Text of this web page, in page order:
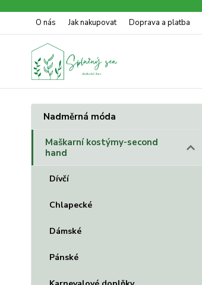
O nás Jak nakupovat Doprava a platba
Nadměrná móda
Maškarní kostýmy-second
hand
Dívčí
Chlapecké
Dámské
Pánské